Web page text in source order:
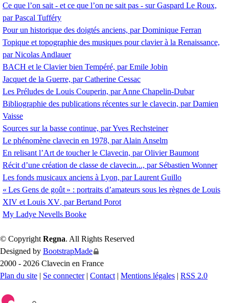
Ce que l’on sait - et ce que l’on ne sait pas - sur Gaspard Le Roux,
par Pascal Tufféry
Pour un historique des doigtés anciens, par Dominique Ferran
Topique et topographie des musiques pour clavier à la Renaissance,
par Nicolas Andlauer
BACH et le Clavier bien Tempéré, par Emile Jobin
Jacquet de la Guerre, par Catherine Cessac
Les Préludes de Louis Couperin, par Anne Chapelin-Dubar
Bibliographie des publications récentes sur le clavecin, par Damien
Vaisse
Sources sur la basse continue, par Yves Rechsteiner
Le phénomène clavecin en 1978, par Alain Anselm
En relisant l’Art de toucher le Clavecin, par Olivier Baumont
Récit d’une création de classe de clavecin..., par Sébastien Wonner
Les fonds musicaux anciens à Lyon, par Laurent Guillo
« Les Gens de goût » : portraits d’amateurs sous les règnes de Louis
XIV et Louis XV, par Bertand Porot
My Ladye Nevells Booke
© Copyright Regna. All Rights Reserved
Designed by BootstrapMade
2000 - 2026 Clavecin en France
Plan du site | Se connecter| Contact | Mentions légales | RSS 2.0